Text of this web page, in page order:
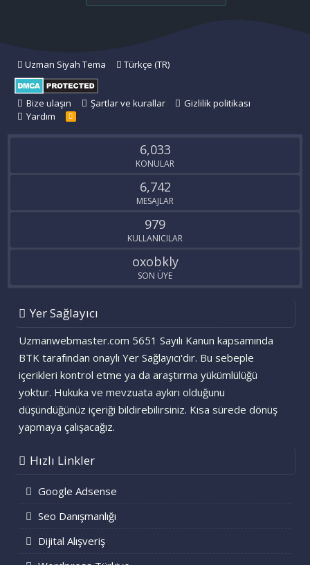
Uzman Siyah Tema Türkçe (TR)
Bize ulaşın Şartlar ve kurallar
Gizlilik politikası
Yardım
R
S
6,033
KONULAR
6,742
MESAJLAR
979
KULLANICILAR
oxobkly
SON ÜYE
Yer Sağlayıcı
Uzmanwebmaster.com 5651 Sayılı Kanun kapsamında
BTK tarafından onaylı Yer Sağlayıcı'dır. Bu sebeple
içerikleri kontrol etme ya da araştırma yükümlülüğü
yoktur. Hukuka ve mevzuata aykırı olduğunu
düşündüğünüz içeriği bildirebilirsiniz. Kısa sürede dönüş
yapmaya çalışacağız.
Hızlı Linkler
Google Adsense
Seo Danışmanlığı
Dijital Alışveriş